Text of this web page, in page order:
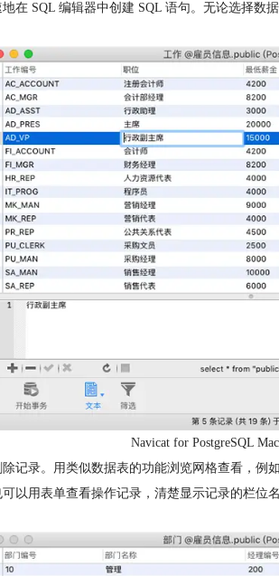
在 SQL 编辑器中创建 SQL 语句。无论选择数
Navicat for PostgreSQL
记录。用类似数据表的功能浏览网格查看，例
以用表单查看操作记录，清楚显示记录的栏位